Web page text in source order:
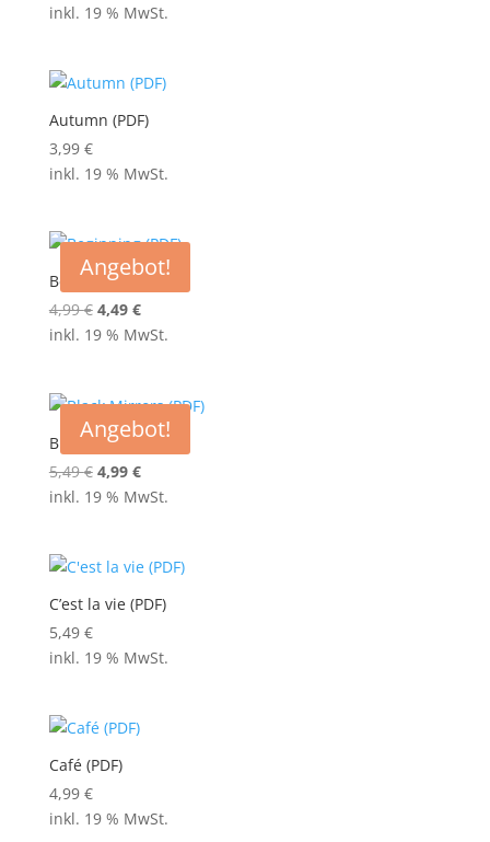
inkl. 19 % MwSt.
Autumn (PDF)
3,99 €
inkl. 19 % MwSt.
Angebot!
Beginning (PDF)
4,99€ Ursprünglicher
Preis
4,49 €Aktueller
Preis
inkl. 19 % MwSt.
Angebot!
Black Mirrors (PDF)
5,49€ Ursprünglicher
Preis
4,99 €Aktueller
Preis
inkl. 19 % MwSt.
C’est la vie (PDF)
5,49 €
inkl. 19 % MwSt.
Café (PDF)
4,99 €
inkl. 19 % MwSt.